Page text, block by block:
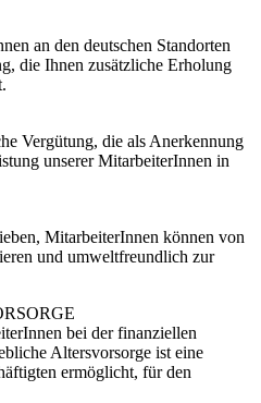
an den deutschen Standorten
die Ihnen zusätzliche Erholung
Vergütung, die als Anerkennung
unserer MitarbeiterInnen in
MitarbeiterInnen können von
und umweltfreundlich zur
bei der finanziellen
Altersvorsorge ist eine
ermöglicht, für den